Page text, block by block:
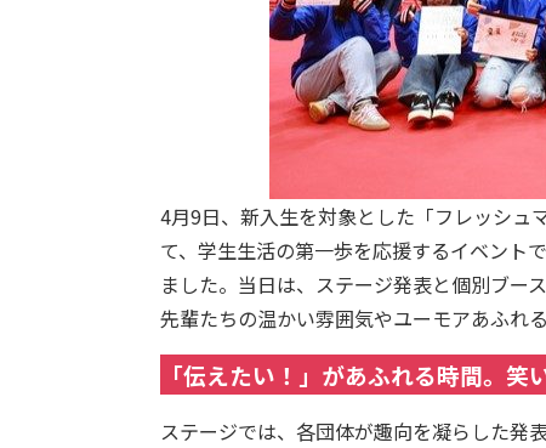
4月9日、新入生を対象とした「フレッシュ
て、学生生活の第一歩を応援するイベント
ました。当日は、ステージ発表と個別ブー
先輩たちの温かい雰囲気やユーモアあふれ
「伝えたい！」があふれる時間。笑
ステージでは、各団体が趣向を凝らした発